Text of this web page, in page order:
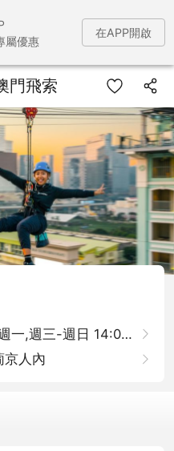
屬優惠
在APP開啟
門飛索
一,週三-週日
京人內